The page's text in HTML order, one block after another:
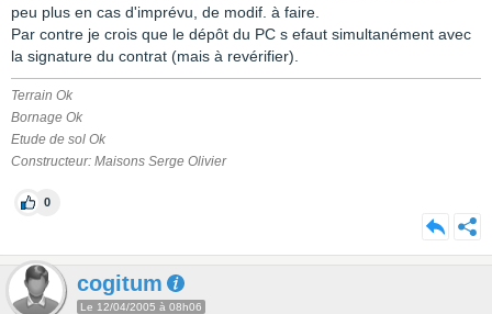
peu plus en cas d'imprévu, de modif. à faire.
Par contre je crois que le dépôt du PC s efaut simultanément avec
la signature du contrat (mais à revérifier).
Terrain Ok
Bornage Ok
Etude de sol Ok
Constructeur: Maisons Serge Olivier
0
cogitum
Le 12/04/2005 à 08h06